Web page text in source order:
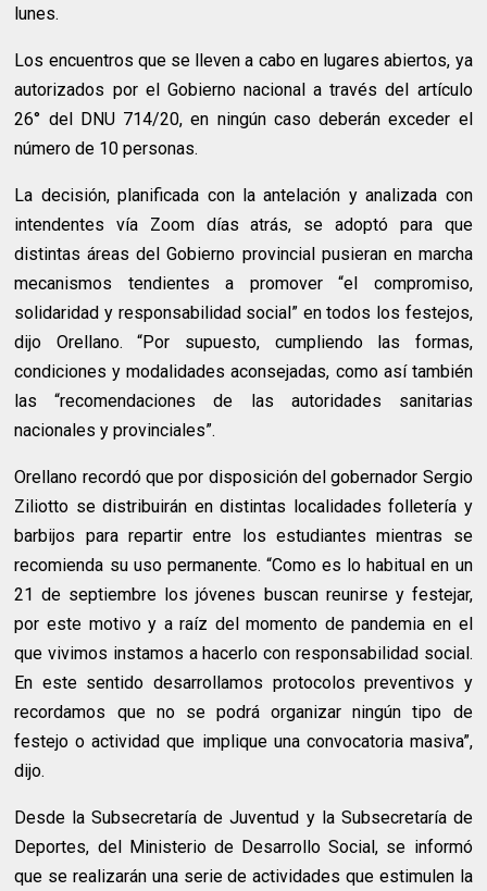
lunes.
Los encuentros que se lleven a cabo en lugares abiertos, ya
autorizados por el Gobierno nacional a través del artículo
26° del DNU 714/20, en ningún caso deberán exceder el
número de 10 personas.
La decisión, planificada con la antelación y analizada con
intendentes vía Zoom días atrás, se adoptó para que
distintas áreas del Gobierno provincial pusieran en marcha
mecanismos tendientes a promover “el compromiso,
solidaridad y responsabilidad social” en todos los festejos,
dijo Orellano. “Por supuesto, cumpliendo las formas,
condiciones y modalidades aconsejadas, como así también
las “recomendaciones de las autoridades sanitarias
nacionales y provinciales”.
Orellano recordó que por disposición del gobernador Sergio
Ziliotto se distribuirán en distintas localidades folletería y
barbijos para repartir entre los estudiantes mientras se
recomienda su uso permanente. “Como es lo habitual en un
21 de septiembre los jóvenes buscan reunirse y festejar,
por este motivo y a raíz del momento de pandemia en el
que vivimos instamos a hacerlo con responsabilidad social.
En este sentido desarrollamos protocolos preventivos y
recordamos que no se podrá organizar ningún tipo de
festejo o actividad que implique una convocatoria masiva”,
dijo.
Desde la Subsecretaría de Juventud y la Subsecretaría de
Deportes, del Ministerio de Desarrollo Social, se informó
que se realizarán una serie de actividades que estimulen la